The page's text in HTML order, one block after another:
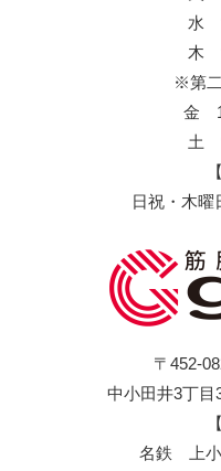
水
木
※第
金
土
日祝・木曜
〒452-
中小田井3丁目
名鉄 上